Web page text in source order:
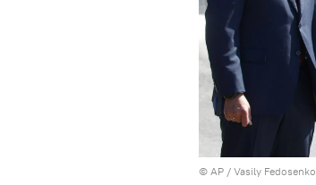
© AP / Vasily Fedosenko